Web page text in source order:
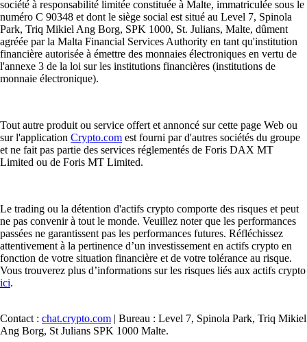
société à responsabilité limitée constituée à Malte, immatriculée sous le
numéro C 90348 et dont le siège social est situé au Level 7, Spinola
Park, Triq Mikiel Ang Borg, SPK 1000, St. Julians, Malte, dûment
agréée par la Malta Financial Services Authority en tant qu'institution
financière autorisée à émettre des monnaies électroniques en vertu de
l'annexe 3 de la loi sur les institutions financières (institutions de
monnaie électronique).
Tout autre produit ou service offert et annoncé sur cette page Web ou
sur l'application Crypto.com est fourni par d'autres sociétés du groupe
et ne fait pas partie des services réglementés de Foris DAX MT
Limited ou de Foris MT Limited.
Le trading ou la détention d'actifs crypto comporte des risques et peut
ne pas convenir à tout le monde. Veuillez noter que les performances
passées ne garantissent pas les performances futures. Réfléchissez
attentivement à la pertinence d’un investissement en actifs crypto en
fonction de votre situation financière et de votre tolérance au risque.
Vous trouverez plus d’informations sur les risques liés aux actifs crypto
ici.
Contact : chat.crypto.com | Bureau : Level 7, Spinola Park, Triq Mikiel
Ang Borg, St Julians SPK 1000 Malte.